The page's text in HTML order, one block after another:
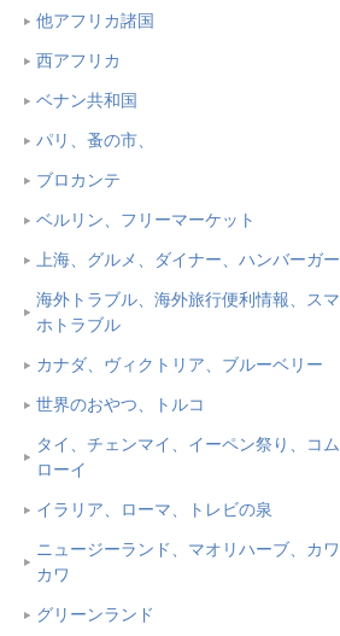
他アフリカ諸国
西アフリカ
ベナン共和国
パリ、蚤の市、
ブロカンテ
ベルリン、フリーマーケット
上海、グルメ、ダイナー、ハンバーガー
海外トラブル、海外旅行便利情報、スマ
ホトラブル
カナダ、ヴィクトリア、ブルーベリー
世界のおやつ、トルコ
タイ、チェンマイ、イーペン祭り、コム
ローイ
イラリア、ローマ、トレビの泉
ニュージーランド、マオリハーブ、カワ
カワ
グリーンランド